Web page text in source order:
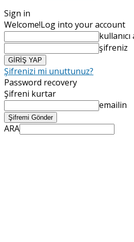
Sign in
Welcome!Log into your account
kullanıcı
şifreniz
Şifrenizi mi unuttunuz?
Password recovery
Şifreni kurtar
emailin
ARA